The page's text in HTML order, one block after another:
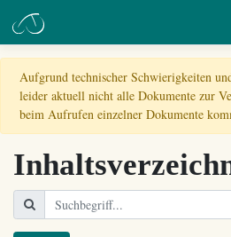
Aufgrund technischer Schwierigkeiten
leider aktuell nicht alle Dokumente zur
beim Aufrufen einzelner Dokumente